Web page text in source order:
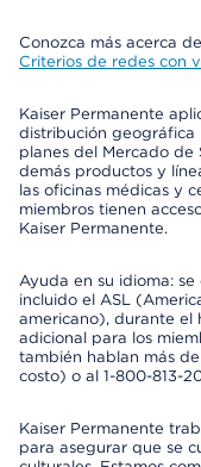
Conozca más acerca de
Criterios de redes con
Kaiser Permanente
distribución geográfica
planes del Mercado de
demás productos y
las oficinas médicas y
miembros tienen
Kaiser Permanente.
Ayuda en su idioma:
incluido el ASL
americano), durante el
adicional para los
también hablan más
costo) o al 1-800-813-
Kaiser Permanente
para asegurar que se